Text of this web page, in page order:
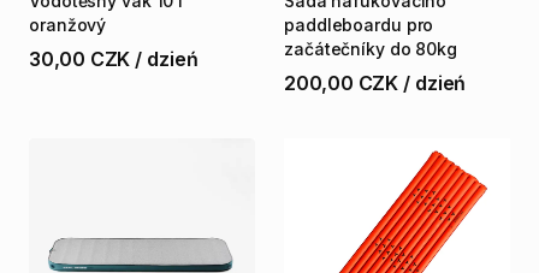
oranžový
30,00 CZK / dzień
paddleboardu pro
začátečníky do 80kg
200,00 CZK / dzień